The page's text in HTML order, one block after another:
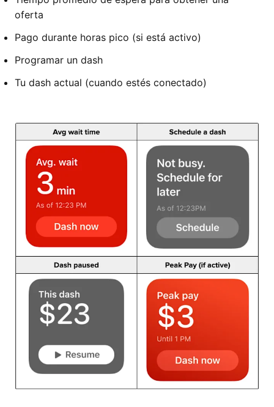
oferta
Pago durante horas pico (si está activo)
Programar un dash
Tu dash actual (cuando estés conectado)